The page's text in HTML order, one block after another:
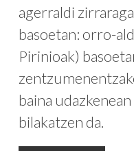
agerraldi
basoetan: orro-
Pirinioak)
baina
bilakatzen da.